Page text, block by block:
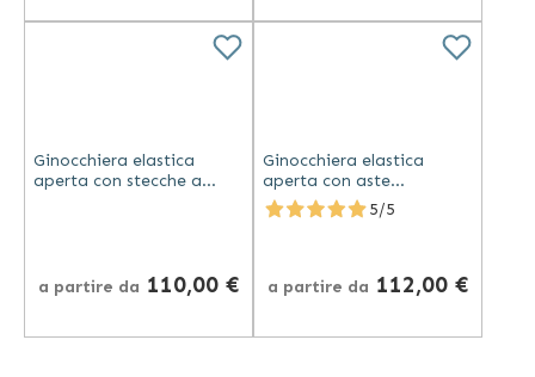
Ginocchiera elastica
aperta con stecche a
a partire da 110,00 €
Ginocchiera elastica
aperta con aste
articolate Genutonic
5/5
a partire da 112,00 €